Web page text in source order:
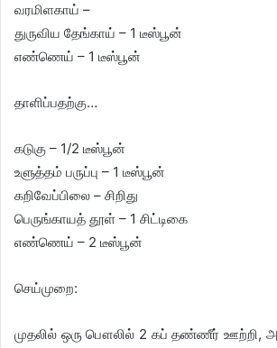
வரமிளகாய் –
துருவிய தேங்காய் – 1 டீஸ்பூன்
எண்ணெய் – 1 டீஸ்பூன்
தாளிப்பதற்கு…
கடுகு – 1/2 டீஸ்பூன்
உளுத்தம் பருப்பு – 1 டீஸ்பூன்
கறிவேப்பிலை – சிறிது
பெருங்காயத் தூள் – 1 சிட்டிகை
எண்ணெய் – 2 டீஸ்பூன்
செய்முறை:
முதலில் ஒரு பௌலில் 2 கப் தண்ணீர் ஊற்றி,